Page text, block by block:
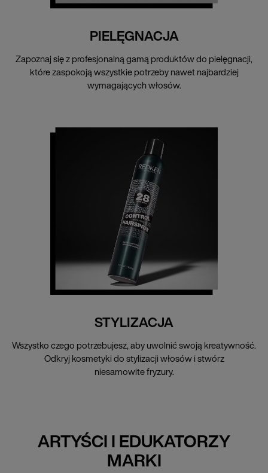
PIELĘGNACJA
Zapoznaj się z profesjonalną gamą produktów do pielęgnacji,
które zaspokoją wszystkie potrzeby nawet najbardziej
wymagających włosów.
STYLIZACJA
Wszystko czego potrzebujesz, aby uwolnić swoją kreatywność.
Odkryj kosmetyki do stylizacji włosów i stwórz
niesamowite fryzury.
ARTYŚCI I EDUKATORZY
MARKI